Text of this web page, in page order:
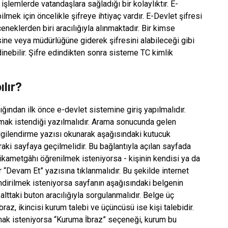
vatandaşlara sağladığı bir kolaylıktır. E-
için öncelikle şifreye ihtiyaç vardır. E-Devlet şifresi
biri aracılığıyla alınmaktadır. Bir kimse
veya müdürlüğüne giderek şifresini alabileceği gibi
Şifre edindikten sonra sisteme TC kimlik
ilk önce e-devlet sistemine giriş yapılmalıdır.
istendiği yazılmalıdır. Arama sonucunda gelen
yazısı okunarak aşağısındaki kutucuk
sayfaya geçilmelidir. Bu bağlantıyla açılan sayfada
öğrenilmek isteniyorsa - kişinin kendisi ya da
Et” yazısına tıklanmalıdır. Bu şekilde internet
isteniyorsa sayfanın aşağısındaki belgenin
buton aracılığıyla sorgulanmalıdır. Belge üç
ikincisi kurum talebi ve üçüncüsü ise kişi talebidir.
isteniyorsa “Kuruma İbraz” seçeneği, kurum bu